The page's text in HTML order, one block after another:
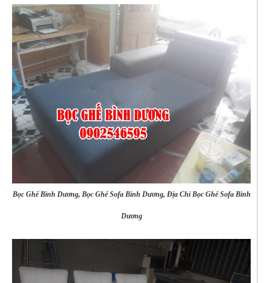
Bọc Ghế Bình Dương, Bọc Ghế Sofa Bình Dương, Địa Chỉ Bọc Ghế Sofa Bình
Dương